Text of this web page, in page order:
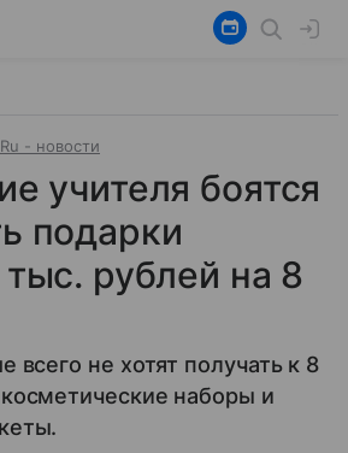
- новости
учителя боятся
подарки
рублей на 8
всего не хотят получать к 8
наборы и